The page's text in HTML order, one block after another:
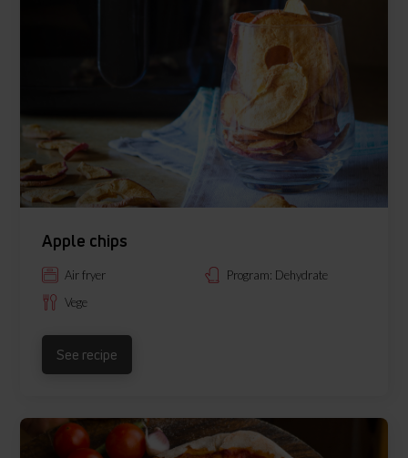
Apple chips
Air fryer
Program: Dehydrate
Vege
See recipe